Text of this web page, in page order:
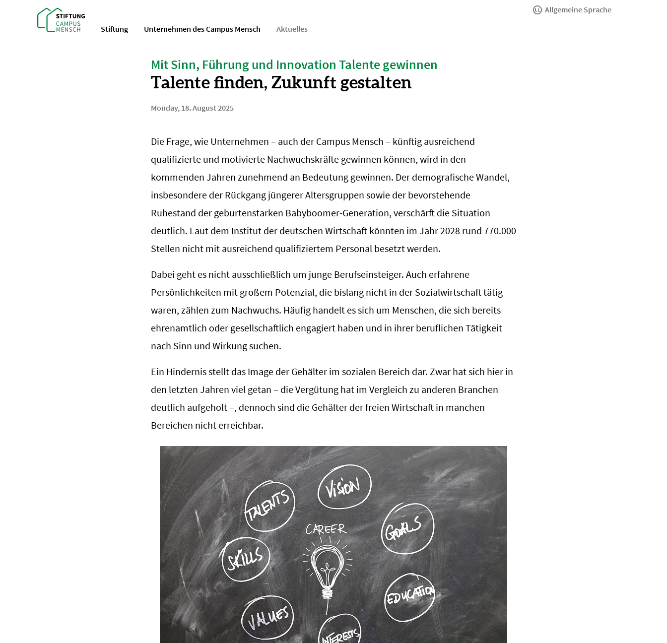
Stiftung Unternehmen des Campus Mensch Aktuelles
Allgemeine Sprache
Mit Sinn, Führung und Innovation Talente gewinnen
Talente finden, Zukunft gestalten
Monday, 18. August 2025
Die Frage, wie Unternehmen – auch der Campus Mensch – künftig ausreichend
qualifizierte und motivierte Nachwuchskräfte gewinnen können, wird in den
kommenden Jahren zunehmend an Bedeutung gewinnen. Der demografische Wandel,
insbesondere der Rückgang jüngerer Altersgruppen sowie der bevorstehende
Ruhestand der geburtenstarken Babyboomer-Generation, verschärft die Situation
deutlich. Laut dem Institut der deutschen Wirtschaft könnten im Jahr 2028 rund 770.000
Stellen nicht mit ausreichend qualifiziertem Personal besetzt werden.
Dabei geht es nicht ausschließlich um junge Berufseinsteiger. Auch erfahrene
Persönlichkeiten mit großem Potenzial, die bislang nicht in der Sozialwirtschaft tätig
waren, zählen zum Nachwuchs. Häufig handelt es sich um Menschen, die sich bereits
ehrenamtlich oder gesellschaftlich engagiert haben und in ihrer beruflichen Tätigkeit
nach Sinn und Wirkung suchen.
Ein Hindernis stellt das Image der Gehälter im sozialen Bereich dar. Zwar hat sich hier in
den letzten Jahren viel getan – die Vergütung hat im Vergleich zu anderen Branchen
deutlich aufgeholt –, dennoch sind die Gehälter der freien Wirtschaft in manchen
Bereichen nicht erreichbar.